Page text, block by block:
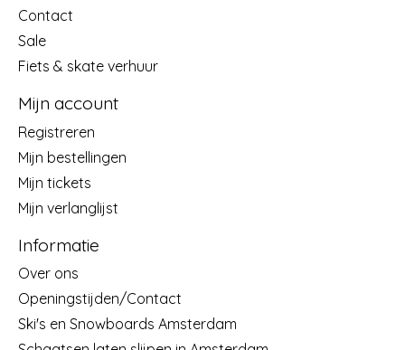
Contact
Sale
Fiets & skate verhuur
Mijn account
Registreren
Mijn bestellingen
Mijn tickets
Mijn verlanglijst
Informatie
Over ons
Openingstijden/Contact
Ski's en Snowboards Amsterdam